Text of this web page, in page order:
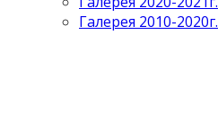
Галерея 2010-2020г.